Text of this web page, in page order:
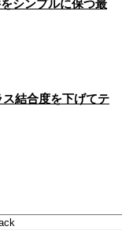
シンプルに保つ最
結合度を下げてテ